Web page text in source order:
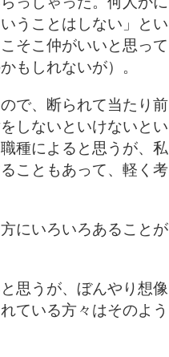
うことはしない」とい
そこ仲がいいと思って
もしれないが）。
で、断られて当たり前
しないといけないとい
種によると思うが、私
こともあって、軽く考
にいろいろあることが
思うが、ぼんやり想像
ている方々はそのよう